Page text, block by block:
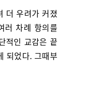
더 우려가 커졌
러 차례 항의를
적인 교감은 끝
되었다. 그때부